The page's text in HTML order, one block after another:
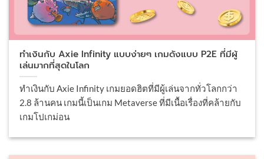
ทำเงินกับ Axie Infinity แบบง่ายๆ เกมดังแบบ P2E ที่มีผู้
เล่นมากที่สุดในโลก
ทำเงินกับ Axie Infinity เกมยอดฮิตที่มีผู้เล่นจากทั่วโลกกว่า
2.8 ล้านคน เกมนี้เป็นเกม Metaverse ที่มีเนื้อเรื่องที่คล้ายกับ
เกมโปเกม่อน